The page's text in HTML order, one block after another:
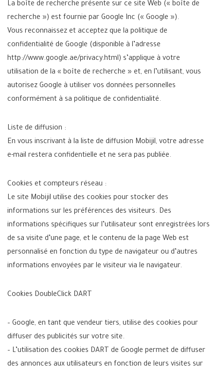
La boîte de recherche présente sur ce site Web (« boîte de
recherche ») est fournie par Google Inc (« Google »).
Vous reconnaissez et acceptez que la politique de
confidentialité de Google (disponible à l’adresse
http://www.google.ae/privacy.html) s’applique à votre
utilisation de la « boîte de recherche » et, en l’utilisant, vous
autorisez Google à utiliser vos données personnelles
conformément à sa politique de confidentialité.
Liste de diffusion :
En vous inscrivant à la liste de diffusion Mobijil, votre adresse
e-mail restera confidentielle et ne sera pas publiée.
Cookies et compteurs réseau :
Le site Mobijil utilise des cookies pour stocker des
informations sur les préférences des visiteurs. Des
informations spécifiques sur l’utilisateur sont enregistrées lors
de sa visite d’une page, et le contenu de la page Web est
personnalisé en fonction du type de navigateur ou d’autres
informations envoyées par le visiteur via le navigateur.
Cookies DoubleClick DART
– Google, en tant que vendeur tiers, utilise des cookies pour
diffuser des publicités sur votre site.
– L’utilisation des cookies DART de Google permet de diffuser
des annonces aux utilisateurs en fonction de leurs visites sur